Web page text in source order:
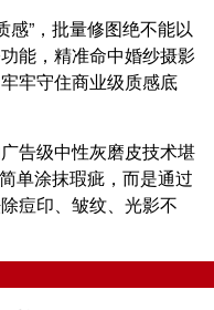
感”，批量修图绝不能以
能，精准命中婚纱摄影
牢守住商业级质感底
告级中性灰磨皮技术堪
单涂抹瑕疵，而是通过
痘印、皱纹、光影不